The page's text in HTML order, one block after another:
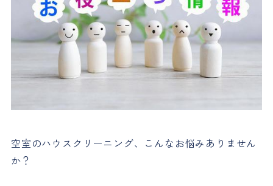
空室のハウスクリーニング、こんなお悩みありません
か？